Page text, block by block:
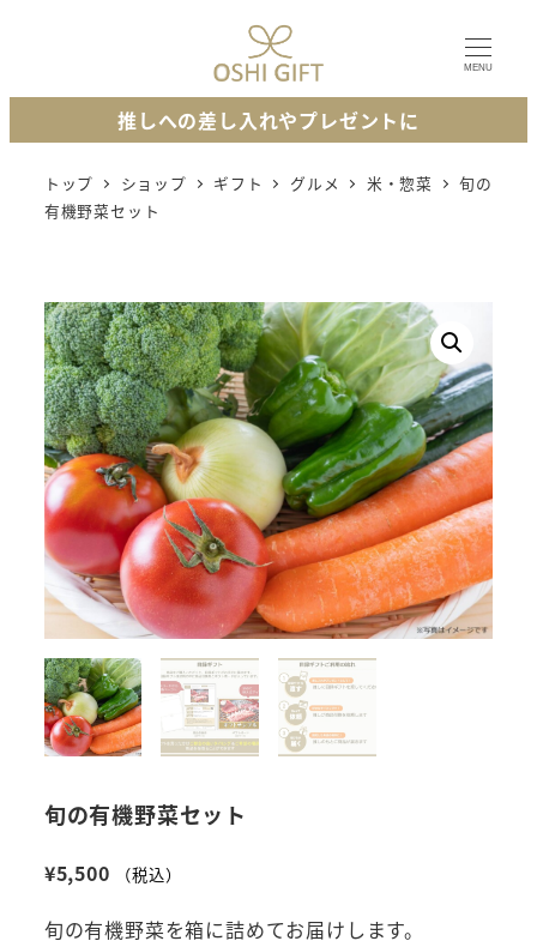
ン
MENU
推しへの差し入れやプレゼントに
トップ ショップ ギフト グルメ 米・惣菜
旬の
有機野菜セット
旬の有機野菜セット
¥5,500 （税込）
旬の有機野菜を箱に詰めてお届けします。